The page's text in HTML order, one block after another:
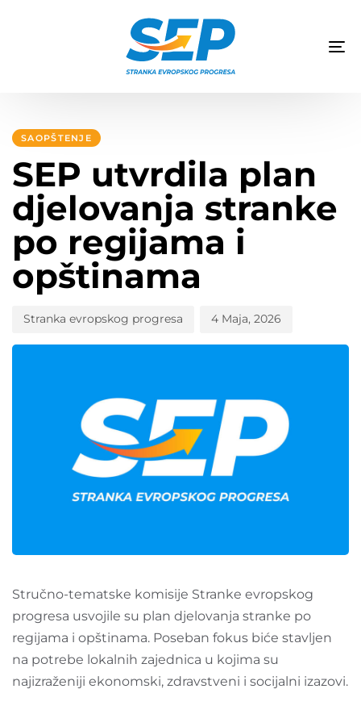
SAOPŠTENJE
SEP utvrdila plan
djelovanja stranke
po regijama i
opštinama
Stranka evropskog progresa 4 Maja, 2026
Stručno-tematske komisije Stranke evropskog
progresa usvojile su plan djelovanja stranke po
regijama i opštinama. Poseban fokus biće stavljen
na potrebe lokalnih zajednica u kojima su
najizraženiji ekonomski, zdravstveni i socijalni izazovi.